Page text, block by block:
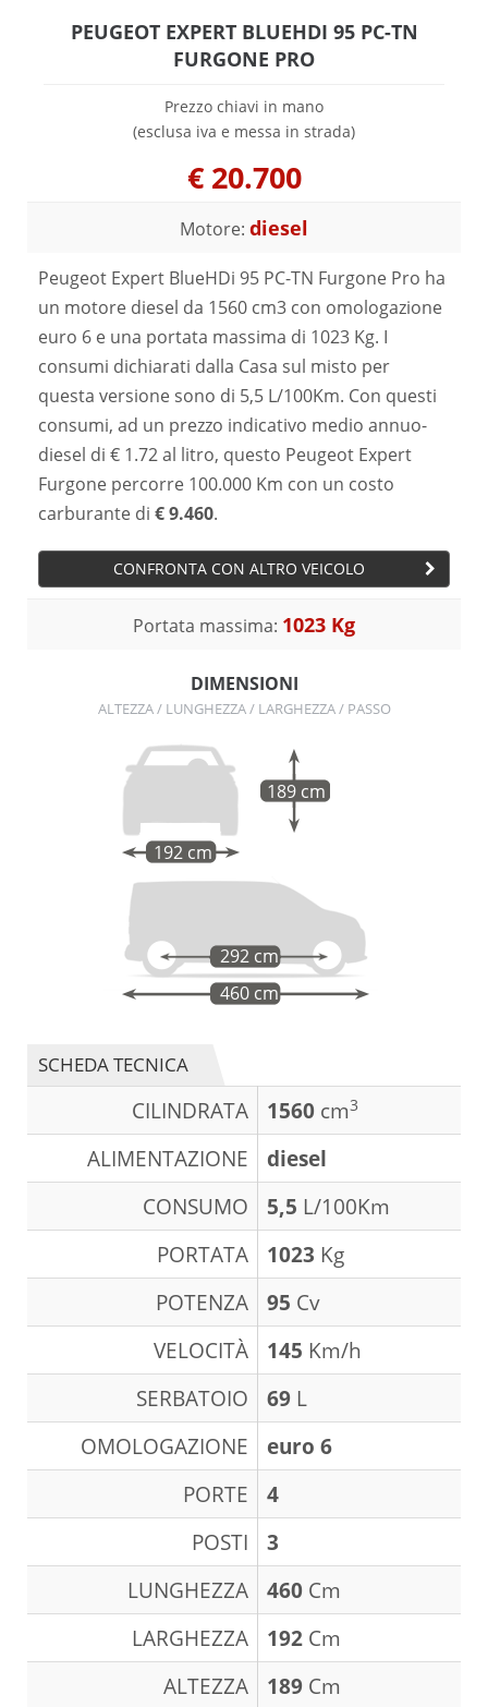
PEUGEOT EXPERT BLUEHDI 95 PC-TN
FURGONE PRO
Prezzo chiavi in mano
(esclusa iva e messa in strada)
€ 20.700
Motore: diesel
Peugeot Expert BlueHDi 95 PC-TN Furgone Pro ha
un motore diesel da 1560 cm3 con omologazione
euro 6 e una portata massima di 1023 Kg. I
consumi dichiarati dalla Casa sul misto per
questa versione sono di 5,5 L/100Km. Con questi
consumi, ad un prezzo indicativo medio annuo-
diesel di € 1.72 al litro, questo Peugeot Expert
Furgone percorre 100.000 Km con un costo
carburante di € 9.460.
CONFRONTA CON ALTRO VEICOLO
Portata massima: 1023 Kg
DIMENSIONI
ALTEZZA / LUNGHEZZA / LARGHEZZA / PASSO
192 cm
189 cm
460 cm
292 cm
SCHEDA TECNICA
CILINDRATA 1560 cm3
ALIMENTAZIONE
diesel
CONSUMO
5,5 L/100Km
PORTATA
1023 Kg
POTENZA
95 Cv
VELOCITÀ
145 Km/h
SERBATOIO
69 L
OMOLOGAZIONE
euro 6
PORTE
4
POSTI
3
LUNGHEZZA
460 Cm
LARGHEZZA
192 Cm
ALTEZZA
189 Cm